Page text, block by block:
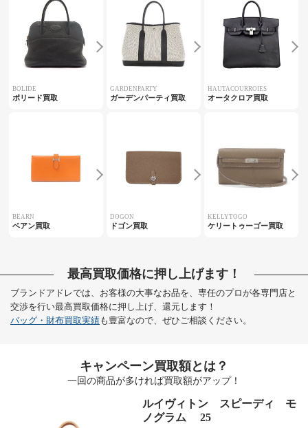
BOLIDE
ボリード買取
GARDENPARTY
ガーデンパーティ買取
HAUTACOURROIES
オータクロア買取
BEARN
ベアン買取
DOGON
ドゴン買取
KELLYTOGO
ケリートゥーゴー買取
最高買取価格に押し上げます！
ブランドアドレでは、お客様の大事なお品を、専任のプロが各専門店と
交渉を行い最高買取価格に押し上げ、還元します！
バッグ・財布買取実績も豊富なので、ぜひご相談ください。
キャンペーン買取額とは？
一回の商品が多ければ買取額がアップ！
ルイヴィトン スピーディ モ
ノグラム 25